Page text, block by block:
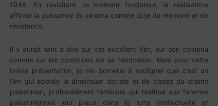
1948. En revisitant ce moment fondateur, la réalisatrice
affirme la puissance du cinéma comme acte de mémoire et de
résistance.
Il y aurait tant à dire sur cet excellent film, sur son contenu
comme sur les conditions de sa fabrication. Mais pour cette
brève présentation, je me bornerai à souligner que c’est un
film qui aborde la dimension sociale et de classe du drame
palestinien, profondément féministe qui restitue aux femmes
palestiniennes leur place dans la lutte intellectuelle et